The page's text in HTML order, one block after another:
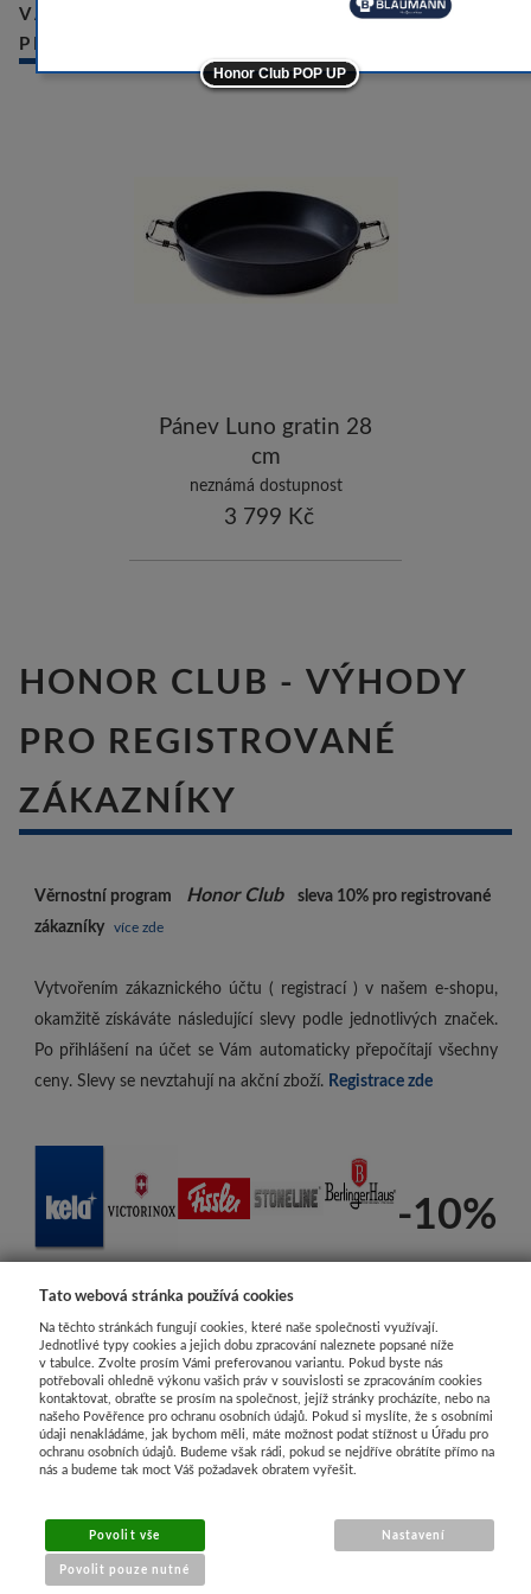
VÁMI NAPOSLEDY PROHLÍŽENÉ
PRODUKTY
Pánev Luno gratin 28
cm
neznámá dostupnost
3 799 Kč
HONOR CLUB - VÝHODY
PRO REGISTROVANÉ
ZÁKAZNÍKY
Věrnostní program Honor Club sleva 10% pro registrované
zákazníky více zde
Vytvořením zákaznického účtu ( registrací ) v našem e-shopu,
okamžitě získáváte následující slevy podle jednotlivých značek.
Po přihlášení na účet se Vám automaticky přepočítají všechny
ceny. Slevy se nevztahují na akční zboží. Registrace zde
-10%
www.Honor Store.cz - e-shop nádobí a kuchyňské potřeby
Tato webová stránka používá cookies
Na těchto stránkách fungují cookies, které naše společnosti využívají.
Jednotlivé typy cookies a jejich dobu zpracování naleznete popsané níže
v tabulce. Zvolte prosím Vámi preferovanou variantu. Pokud byste nás
potřebovali ohledně výkonu vašich práv v souvislosti se zpracováním cookies
kontaktovat, obraťte se prosím na společnost, jejíž stránky procházíte, nebo na
našeho Pověřence pro ochranu osobních údajů. Pokud si myslíte, že s osobními
údaji nenakládáme, jak bychom měli, máte možnost podat stížnost u Úřadu pro
ochranu osobních údajů. Budeme však rádi, pokud se nejdříve obrátíte přímo na
nás a budeme tak moct Váš požadavek obratem vyřešit.
Povolit vše
Povolit pouze nutné
Nastavení
-5%
Honor Club POP UP